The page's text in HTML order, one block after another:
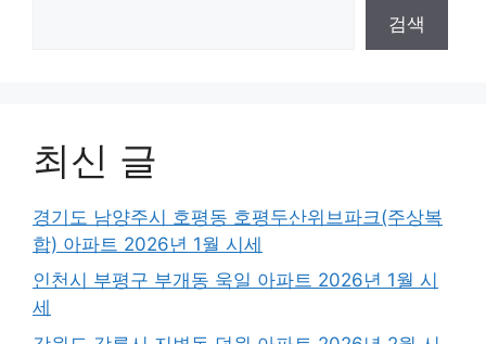
검색
최신 글
경기도 남양주시 호평동 호평두산위브파크(주상복
합) 아파트 2026년 1월 시세
인천시 부평구 부개동 욱일 아파트 2026년 1월 시
세